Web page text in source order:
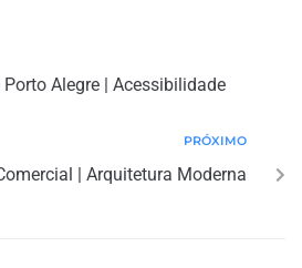
Alegre | Acessibilidade
PRÓXIMO
| Arquitetura Moderna